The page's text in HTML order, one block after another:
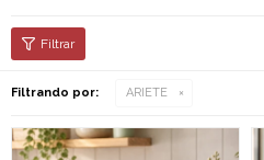
Filtrando por: ARIETE